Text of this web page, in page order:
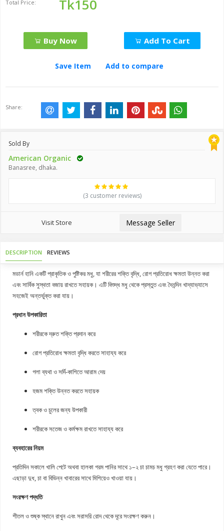
Total Price: Tk150
Buy Now Add To Cart
Save Item Add to compare
Share:
Sold By
American Organic
Banasree, dhaka.
(3 customer reviews)
Visit Store Message Seller
DESCRIPTION REVIEWS
মডার্ন হানি একটি প্রাকৃতিক ও পুষ্টিকর মধু, যা শরীরের শক্তি বৃদ্ধি, রোগ প্রতিরোধ ক্ষমতা উন্নত করা
এবং সার্বিক সুস্থতা বজায় রাখতে সহায়ক। এটি বিশুদ্ধ মধু থেকে প্রস্তুত এবং দৈনন্দিন খাদ্যাভ্যাসে
সহজেই অন্তর্ভুক্ত করা যায়।
প্রধান উপকারিতা
শরীরকে দ্রুত শক্তি প্রদান করে
রোগ প্রতিরোধ ক্ষমতা বৃদ্ধি করতে সাহায্য করে
গলা ব্যথা ও সর্দি-কাশিতে আরাম দেয়
হজম শক্তি উন্নত করতে সহায়ক
ত্বক ও চুলের জন্য উপকারী
শরীরকে সতেজ ও কর্মক্ষম রাখতে সাহায্য করে
ব্যবহারের নিয়ম
প্রতিদিন সকালে খালি পেটে অথবা হালকা গরম পানির সাথে ১–২ চা চামচ মধু গ্রহণ করা যেতে পারে।
এছাড়া দুধ, চা বা বিভিন্ন খাবারের সাথে মিশিয়েও খাওয়া যায়।
সংরক্ষণ পদ্ধতি
শীতল ও শুষ্ক স্থানে রাখুন এবং সরাসরি রোদ থেকে দূরে সংরক্ষণ করুন।